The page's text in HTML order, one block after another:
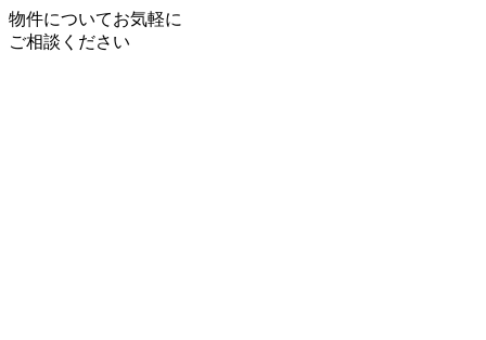
物件についてお気軽に
ご相談ください